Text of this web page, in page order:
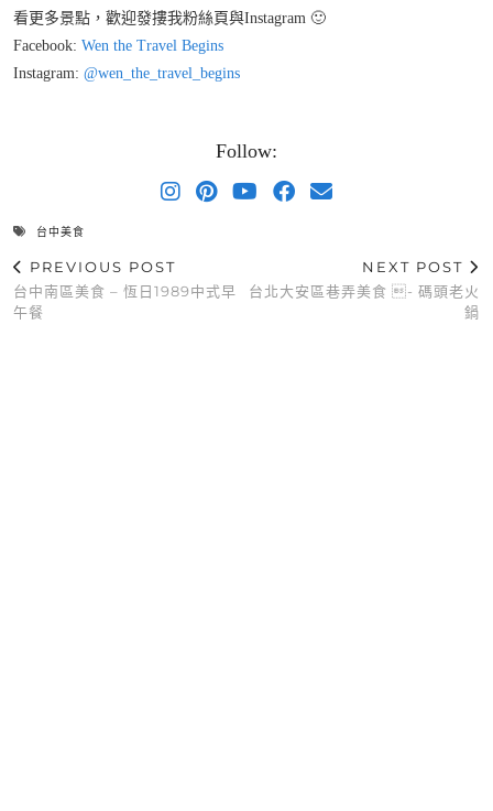
看更多景點，歡迎發摟我粉絲頁與Instagram 🙂
Facebook: Wen the Travel Begins
Instagram: @wen_the_travel_begins
Follow:
台中美食
PREVIOUS POST
台中南區美食 – 恆日1989中式早
午餐
NEXT POST
台北大安區巷弄美食 - 碼頭老火
鍋